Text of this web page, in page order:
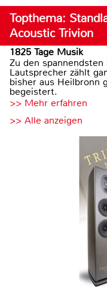
Topthema:
Acoustic Trivion
1825 Tage Musik
Zu den
Lautsprecher zählt
bisher aus Heilbronn
begeistert.
>> Mehr erfahren
>> Alle anzeigen